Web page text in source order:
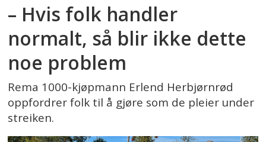
– Hvis folk handler
normalt, så blir ikke dette
noe problem
Rema 1000-kjøpmann Erlend Herbjørnrød
oppfordrer folk til å gjøre som de pleier under
streiken.